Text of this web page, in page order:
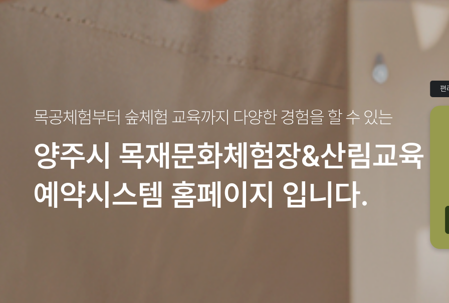
목공체험부터 숲체험 교육까지 다양한 경험을 할 수 있는
양주시 목재문화체험장&산림교육
예약시스템 홈페이지 입니다.
편